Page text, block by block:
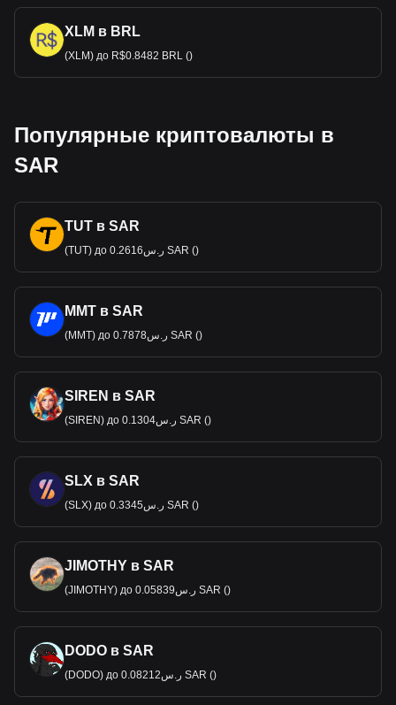
XLM в BRL
(XLM) до R$0.8482 BRL ()
Популярные криптовалюты в
SAR
TUT в SAR
(TUT) до ر.س0.2616 SAR ()
MMT в SAR
(MMT) до ر.س0.7878 SAR ()
SIREN в SAR
(SIREN) до ر.س0.1304 SAR ()
SLX в SAR
(SLX) до ر.س0.3345 SAR ()
JIMOTHY в SAR
(JIMOTHY) до ر.س0.05839 SAR ()
DODO в SAR
(DODO) до ر.س0.08212 SAR ()